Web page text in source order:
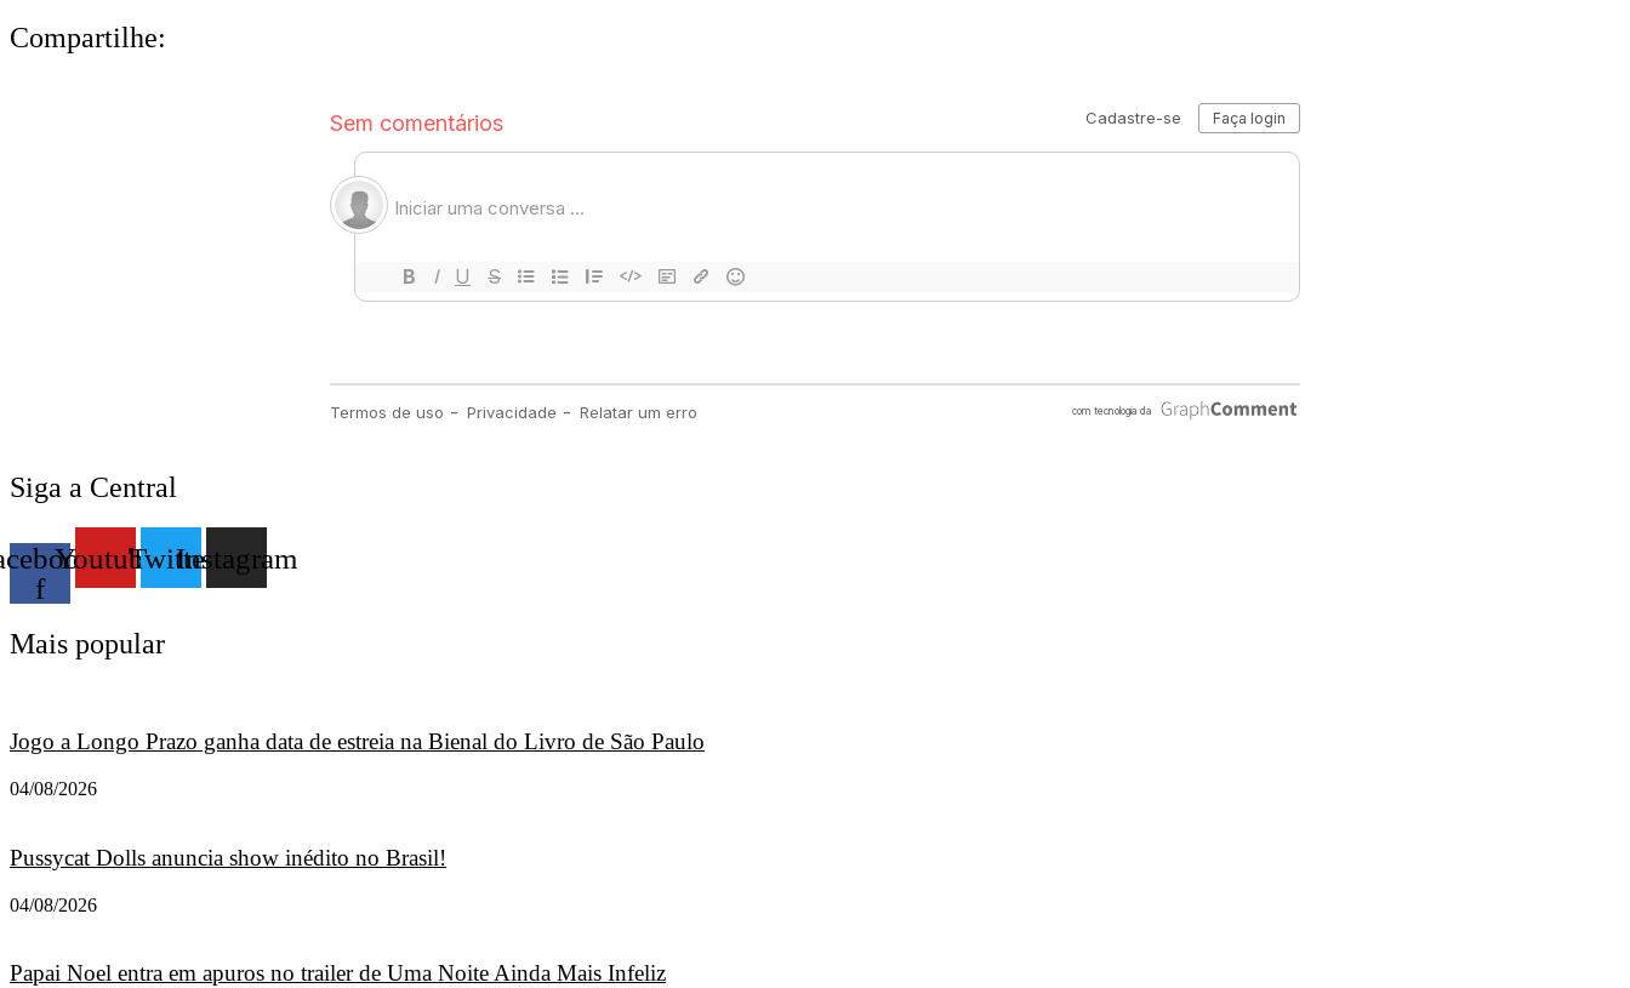
Compartilhe:
Siga a Central
f
YoutubeTwitterInstagram
Mais popular
Jogo a Longo Prazo ganha data de estreia na Bienal do Livro de São Paulo
04/08/2026
Pussycat Dolls anuncia show inédito no Brasil!
04/08/2026
Papai Noel entra em apuros no trailer de Uma Noite Ainda Mais Infeliz